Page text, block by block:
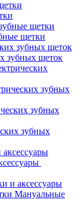
щетки
зубных щеток
зубных
зубных
и аксессуары
Мануальные